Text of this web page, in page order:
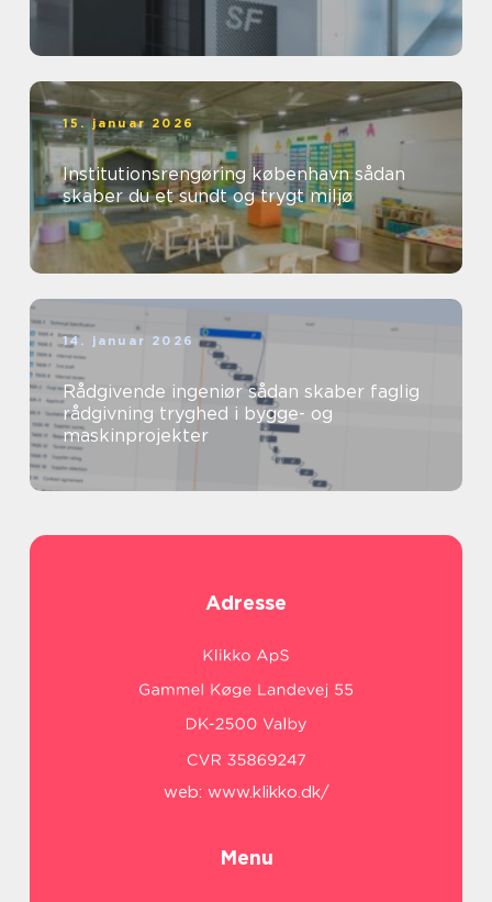
15. januar 2026
Institutionsrengøring københavn sådan
skaber du et sundt og trygt miljø
14. januar 2026
Rådgivende ingeniør sådan skaber faglig
rådgivning tryghed i bygge- og
maskinprojekter
Adresse
web: www.klikko.dk/
Menu